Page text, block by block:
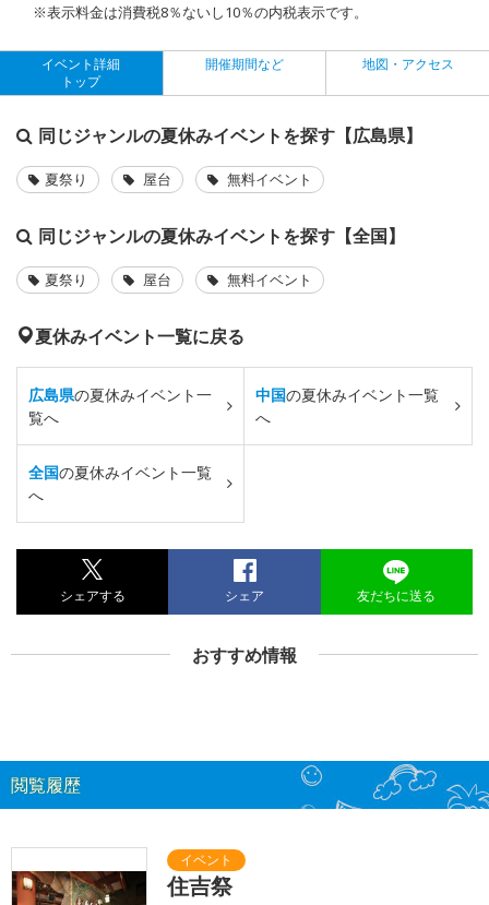
※表示料金は消費税8％ないし10％の内税表示です。
イベント詳細
トップ
開催期間など 地図・アクセス
同じジャンルの夏休みイベントを探す【広島県】
夏祭り 屋台 無料イベント
同じジャンルの夏休みイベントを探す【全国】
夏祭り 屋台 無料イベント
夏休みイベント一覧に戻る
広島県の夏休みイベント一
覧へ
中国の夏休みイベント一覧
へ
全国の夏休みイベント一覧
へ
シェアする シェア 友だちに送る
おすすめ情報
閲覧履歴
住吉祭